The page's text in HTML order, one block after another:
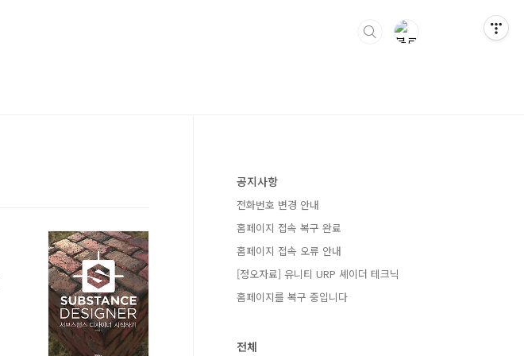
공지사항
전화번호 변경 안내
홈페이지 접속 복구 완료
홈페이지 접속 오류 안내
[정오자료] 유니티 URP 셰이더 테크닉
홈페이지를 복구 중입니다
전체